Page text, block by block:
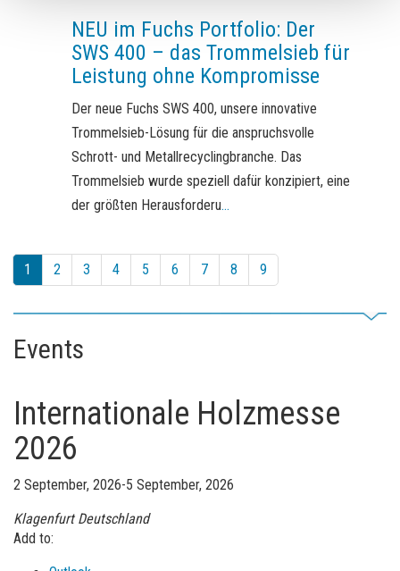
NEU im Fuchs Portfolio: Der
SWS 400 – das Trommelsieb für
Leistung ohne Kompromisse
Der neue Fuchs SWS 400, unsere innovative
Trommelsieb-Lösung für die anspruchsvolle
Schrott- und Metallrecyclingbranche. Das
Trommelsieb wurde speziell dafür konzipiert, eine
der größten Herausforderu...
1 2 3 4 5 6 7 8 9
Events
Internationale Holzmesse
2026
2 September, 2026-5 September, 2026
Klagenfurt Deutschland
Add to: